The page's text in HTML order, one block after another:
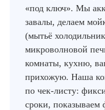
«под ключ». Мы
завалы, делаем
(мытьё
микроволновой
комнаты, кухню,
прихожую. Наша
по чек-листу:
сроки,